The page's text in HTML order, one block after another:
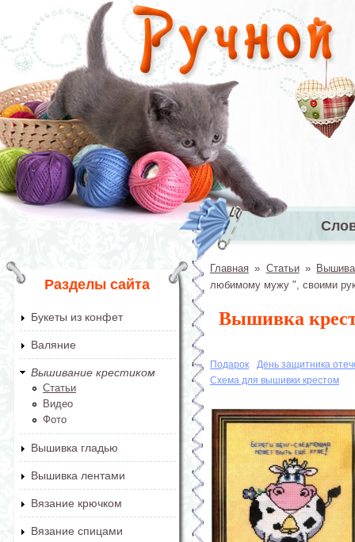
Перейти к основному содержанию
Главное
Разделы сайта
Букеты из конфет
Валяние
Вышивание крестиком
Статьи
Видео
Фото
Вышивка гладью
Вышивка лентами
Вязание крючком
Вязание спицами
Вы здесь
Главная » Статьи »
любимому мужу ", своими
Вышивка
Подарок
День защитника
Схема для вышивки крестом